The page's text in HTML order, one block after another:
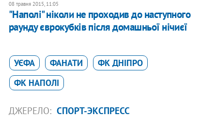
08 травня 2015, 11:05
"Наполі" ніколи не проходив до наступного
раунду єврокубків після домашньої нічиєї
УЄФА ФАНАТИ
ФК ДНІПРО
ФК НАПОЛІ
ДЖЕРЕЛО: СПОРТ-ЭКСПРЕСС